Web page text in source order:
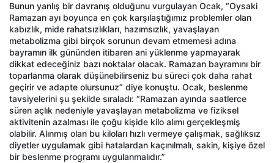
Bunun yanlış bir davranış olduğunu vurgulayan Ocak, “Oysaki
Ramazan ayı boyunca en çok karşılaştığımız problemler olan
kabızlık, mide rahatsızlıkları, hazımsızlık, yavaşlayan
metabolizma gibi birçok sorunun devam etmemesi adına
bayramın ilk gününden itibaren ani yüklenme yapmayarak
dikkat edeceğiniz bazı noktalar olacak. Ramazan bayramını bir
toparlanma olarak düşünebilirseniz bu süreci çok daha rahat
geçirir ve adapte olursunuz” diye konuştu. Ocak, beslenme
tavsiyelerini şu şekilde sıraladı: “Ramazan ayında saatlerce
süren açlık nedeniyle yavaşlayan metabolizma ve fiziksel
aktivitenin azalması ile çoğu kişide kilo alımı gerçekleşmiş
olabilir. Alınmış olan bu kiloları hızlı vermeye çalışmak, sağlıksız
diyetler uygulamak gibi hatalardan kaçınılmalı, sakin, kişiye özel
bir beslenme programı uygulanmalıdır.”